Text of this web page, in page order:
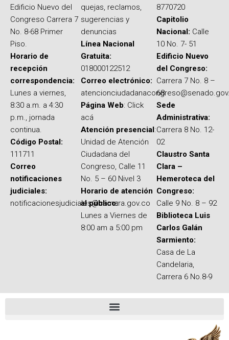
Edificio Nuevo del
Congreso Carrera 7
No. 8-68 Primer
Piso.
Horario de
recepción
correspondencia:
Lunes a viernes,
8:30 a.m. a 4:30
p.m., jornada
continua.
Código Postal:
111711
Correo
notificaciones
judiciales:
notificacionesjudiciales@camara.gov.co
quejas, reclamos,
sugerencias y
denuncias
Línea Nacional
Gratuita:
018000122512
Correo electrónico:
Página Web: Click
acá
Atención presencial:
Unidad de Atención
Ciudadana del
Congreso, Calle 11
No. 5 – 60 Nivel 3
Horario de atención
al público:
Lunes a Viernes de
8:00 am a 5:00 pm
8770720
Capitolio
Nacional: Calle
10 No. 7- 51
Edificio Nuevo
del Congreso:
Carrera 7 No. 8 –
68
Sede
Administrativa:
Carrera 8 No. 12-
02
Claustro Santa
Clara –
Hemeroteca del
Congreso:
Calle 9 No. 8 – 92
Biblioteca Luis
Carlos Galán
Sarmiento:
Casa de La
Candelaria,
Carrera 6 No.8-9